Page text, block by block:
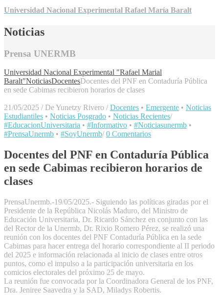
Universidad Nacional Experimental Rafael María Baralt
Noticias
Prensa UNERMB
Universidad Nacional Experimental "Rafael Marial
Baralt"NoticiasDocentesDocentes del PNF en Contaduría Pública
en sede Cabimas recibieron horarios de clases
21/05/2025 / De Yunetzy Rivero / Docentes • Emergente • Noticias
Estudiantiles • Noticias Posgrado • Noticias Recientes/
#EducacionUniversitaria • #Informativo • #Noticiasunermb •
#PrensaUnermb • #SoyUnermb/ 0 Comentarios
Docentes del PNF en Contaduría Pública
en sede Cabimas recibieron horarios de
clases
PrensaUnermb.-19/05/2025.- Siguiendo las políticas giradas por el
Presidente de la República Nicolás Maduro, del Ministro de
Educación Universitaria, Dr. Ricardo Sánchez en conjunto con las
del Rector de la Unermb, Dr. Rixio Romero Pérez, se realizó una
reunión con los docentes del PNF Contaduría Pública en la sede
Cabimas para hacer entrega del horario correspondiente al II periodo
del 2025 e información relacionada al inicio de clases entre otros
puntos, como el impulso a la participación universitaria en los
comicios electorales del próximo 25 de mayo.
La reunión fue convocada por la Coordinadora General de los PNF,
Dra. Jeniree Saavedra y la SAD, Miladys Robertis.